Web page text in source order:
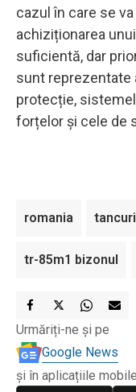
cazul în care se
achiziționarea
suficientă, dar
sunt reprezentate
protecție,
forțelor și cele de
romania tancuri
tr-85m1 bizonul
Urmăriți-ne și pe
Google News
și în aplicațiile mobile